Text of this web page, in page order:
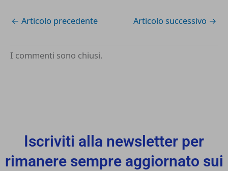
← Articolo precedente Articolo successivo →
I commenti sono chiusi.
Iscriviti alla newsletter per
rimanere sempre aggiornato sui